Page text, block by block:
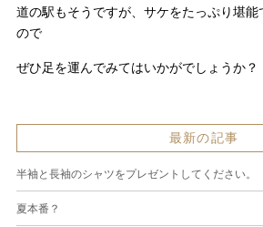
道の駅もそうですが、サケをたっぷり堪
ので
ぜひ足を運んでみてはいかがでしょうか？
最新の記事
半袖と長袖のシャツをプレゼントしてください。
夏本番？